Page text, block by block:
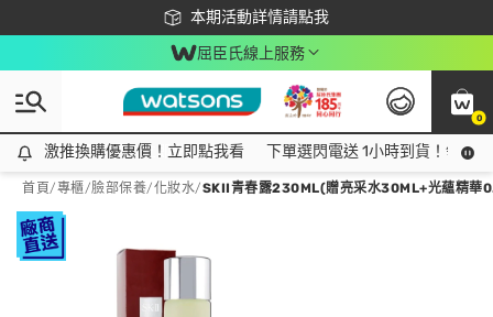
本期活動詳情請點我
下載app最高回饋$350
屈臣氏線上服務
0
激推換購優惠價！立即點我看
激推換購優惠價！立即點我看 下單選閃電送 1小時到貨！領神
首頁/專櫃/臉部保養/化妝水/SKII青春露230ML(贈亮采水30ML+光蘊精華